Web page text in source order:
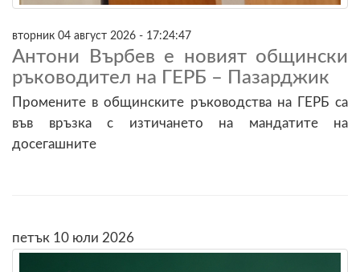
вторник 04 август 2026 - 17:24:47
Антони Върбев е новият общински
ръководител на ГЕРБ – Пазарджик
Промените в общинските ръководства на ГЕРБ са
във връзка с изтичането на мандатите на
досегашните
петък 10 юли 2026